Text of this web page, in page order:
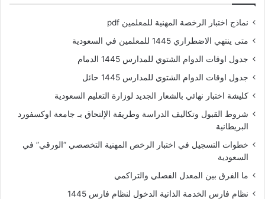
نماذج اختبار الرخصة المهنية للمعلمين pdf
متى ينتهي الاضطراري 1445 للمعلمين في السعودية
جدول اوقات الدوام الشتوي للمدارس 1445 الدمام
جدول اوقات الدوام الشتوي للمدارس 1445 حائل
كليشة اختبار نهائي بالشعار الجديد لوزارة التعليم السعودية
شروط القبول وتكاليف الدراسة وطريقة الإلتحاق بـ جامعة اوكسفورد
البريطانية
خطوات التسجيل في اختبار الرخص المهنية التخصصي “الورقي” في
السعودية
ما الفرق بين المعدل الفصلي والتراكمي
نظام فارس الخدمة الذاتية الدخول لنظام فارس 1445